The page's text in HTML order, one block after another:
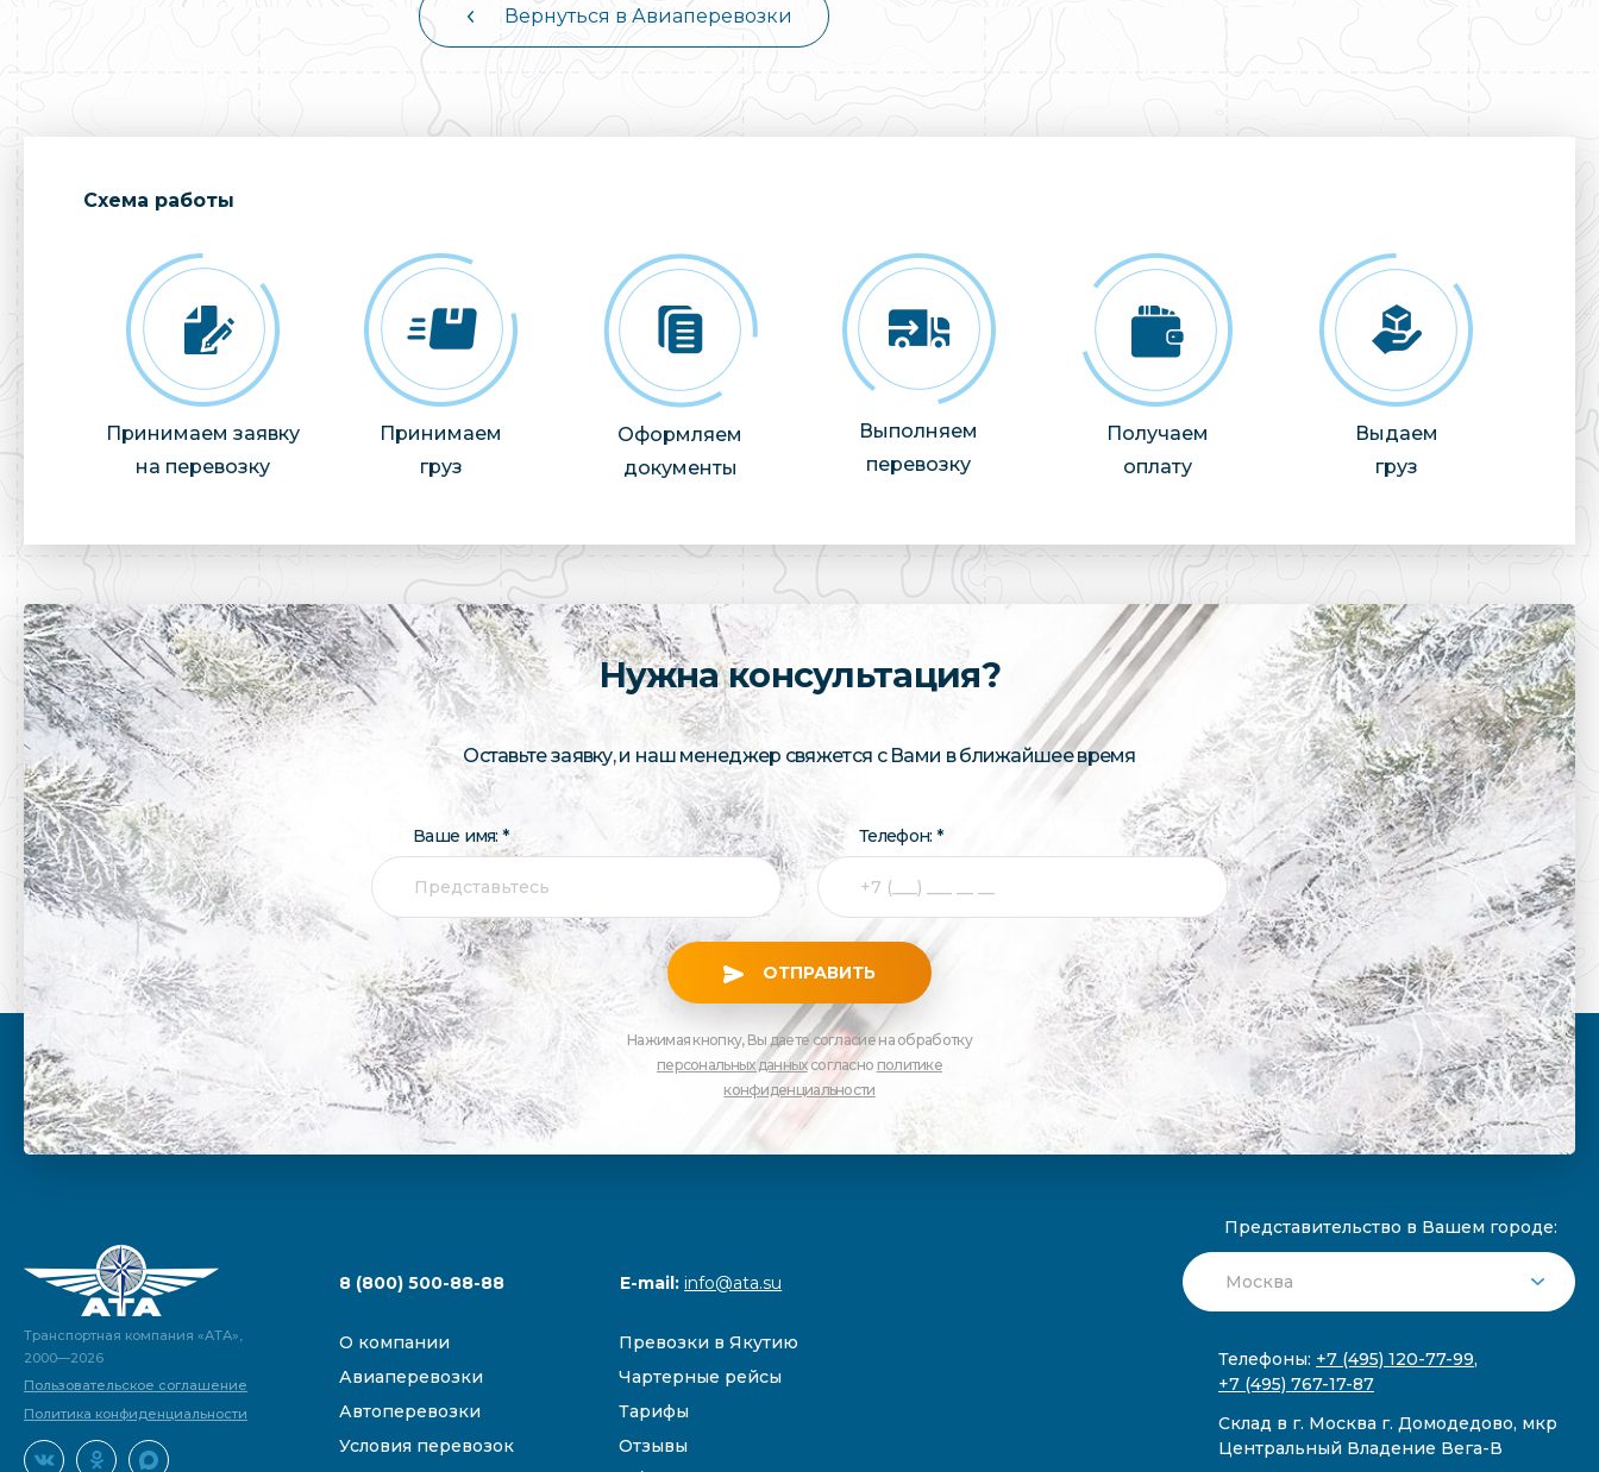
Вернуться в Авиаперевозки
Cхема работы
Принимаем заявку
на перевозку
Принимаем
груз
Оформляем
документы
Выполняем
перевозку
Получаем
оплату
Выдаем
груз
Нужна консультация?
Оставьте заявку, и наш менеджер свяжется с Вами в ближайшее время
Ваше имя: * Телефон: *
ОТПРАВИТЬ
Нажимая кнопку, Вы даете согласие на обработку
персональных данныхсогласно политике
конфиденциальности
Транспортная компания «АТА»,
2000—2026
Пользовательское соглашение
Политика конфиденциальности
8 (800) 500-88-88 E-mail:info@ata.su
О компании
Превозки в Якутию
Авиаперевозки
Чартерные рейсы
Автоперевозки
Тарифы
Условия перевозок
Отзывы
Представительство в Вашем городе:
Телефоны: +7 (495) 120-77-99,
+7 (495) 767-17-87
Склад в г. Москва г. Домодедово, мкр
Центральный Владение Вега-В